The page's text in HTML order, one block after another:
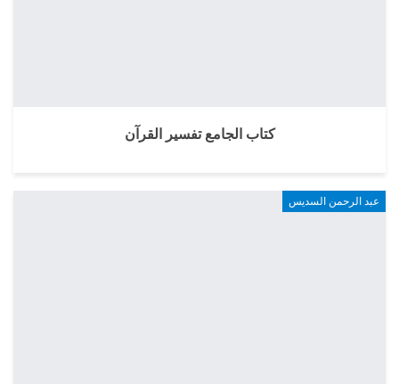
كتاب الجامع تفسير القرآن
عبد الرحمن السديس